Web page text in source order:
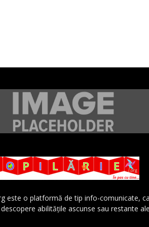
este o platformă de tip info-comunicate,
abilităţile ascunse sau restante